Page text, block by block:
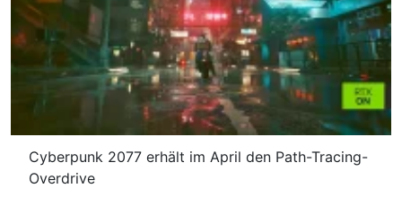
Cyberpunk 2077 erhält im April den Path-Tracing-
Overdrive